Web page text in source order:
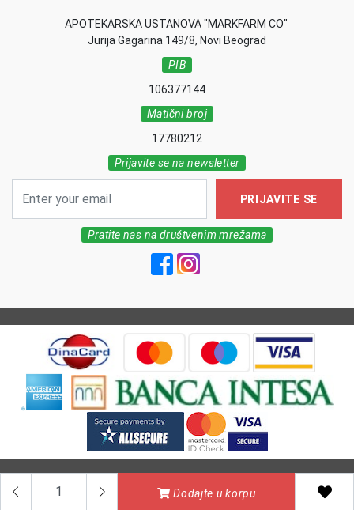
Dodajte u korpu
APOTEKARSKA USTANOVA "MARKFARM CO"
Jurija Gagarina 149/8, Novi Beograd
PIB
106377144
Matični broj
17780212
Prijavite se na newsletter
PRIJAVITE SE
Pratite nas na društvenim mrežama